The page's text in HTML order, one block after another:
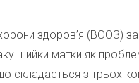
здоров’я (ВООЗ)
шийки матки як
складається з трьох